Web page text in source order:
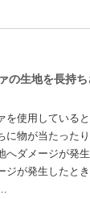
の生地を長持ち
を使用している
に物が当たった
へダメージが発
ジが発生したと